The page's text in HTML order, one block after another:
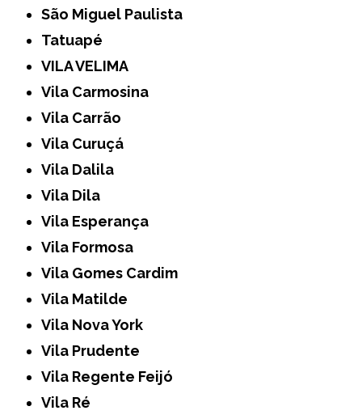
São Miguel Paulista
Tatuapé
VILA VELIMA
Vila Carmosina
Vila Carrão
Vila Curuçá
Vila Dalila
Vila Dila
Vila Esperança
Vila Formosa
Vila Gomes Cardim
Vila Matilde
Vila Nova York
Vila Prudente
Vila Regente Feijó
Vila Ré